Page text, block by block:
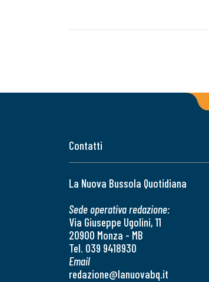
Contatti
La Nuova Bussola Quotidiana
Sede operativa redazione:
Via Giuseppe Ugolini, 11
20900 Monza - MB
Tel. 039 9418930
Email
redazione@lanuovabq.it